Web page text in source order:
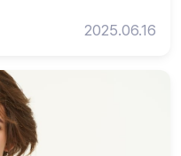
2025.06.16